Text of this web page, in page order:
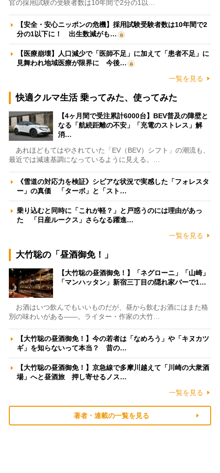
官の採用試験の受験者数は10年間で2分の1以…
【安全・安心ニッポンの危機】採用試験受験者数は10年間で2
分の1以下に！ 出生数減がも…
【医療崩壊】人口減少で「医師不足」に加えて「患者不足」に
見舞われ地域医療が限界に 今後…
一覧を見る
快適クルマ生活 乗ってみた、使ってみた
【4ヶ月間で受注累計6000台】BEV普及の障壁と
なる「航続距離の不安」「充電のストレス」解
消…
あれほどもてはやされていた「EV（BEV）シフト」の潮流も、
最近では減速基調になっているように見える。…
《雪道の対応力を検証》シビアな状況で実感した「フォレスタ
ー」の真価 「ターボ」と「スト…
乗り込むと同時に「これが軽？」と戸惑うのには理由があっ
た 「日産ルークス」さらなる躍進…
一覧を見る
大竹聡の「昼酒御免！」
【大竹聡の昼酒御免！】「ネグローニ」「山崎」
「マンハッタン」新宿三丁目の隠れ家バーで1…
お酒はいつ飲んでもいいものだが、昼から飲むお酒にはまた格
別の味わいがある――。ライター・作家の大竹…
【大竹聡の昼酒御免！】今の若者は「なめろう」や「キヌカツ
ギ」を知らないって本当？ 昔の…
【大竹聡の昼酒御免！】京急線で多摩川越えて「川崎の大衆酒
場」へと昼酒旅 押し寄せるノス…
一覧を見る
著者・連載の一覧を見る